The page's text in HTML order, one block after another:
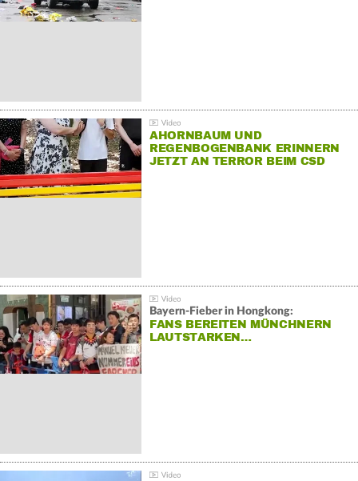
AHORNBAUM UND
REGENBOGENBANK ERINNERN
JETZT AN TERROR BEIM CSD
Bayern-Fieber in Hongkong:
FANS BEREITEN MÜNCHNERN
LAUTSTARKEN…